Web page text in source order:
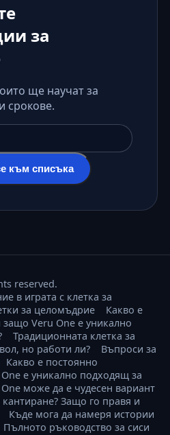
за
ще научат за
срокове.
към списъка
reserved.
в играта с клетка за
за целомъдрие
Какво е
Veru One е уникално
Традиционната клетка за
но работи ли?
Въпроси за
Какво е постоянно
е уникално подходящ за
може да е чудесен вариант
кантиране? Защо го правя и
Къде мога да намеря истории
Пълното ръководство за сиси